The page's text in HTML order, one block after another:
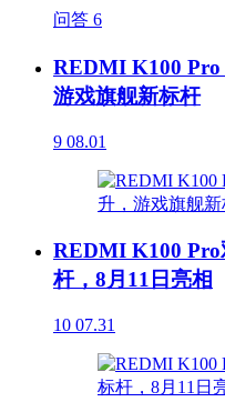
问答 6
REDMI K100 Pro
游戏旗舰新标杆
9 08.01
REDMI K100 Pro
杆，8月11日亮相
10 07.31